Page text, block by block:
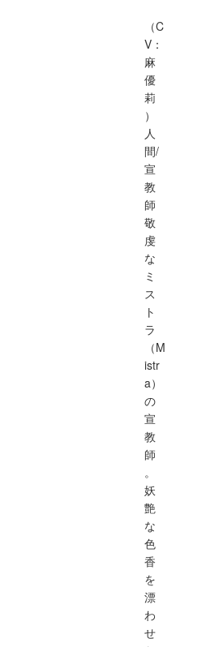
（C
V：
麻
優
莉
）
人
間/
宣
教
師
敬
虔
な
ミ
ス
ト
ラ
（M
istr
a）
の
宣
教
師
。
妖
艶
な
色
香
を
漂
わ
せ